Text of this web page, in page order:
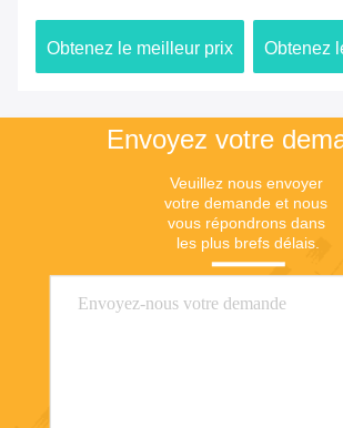
mur de Multiscene double
Obtenez le meilleur prix
laboratoire
Obtenez
Envoyez votre
Veuillez nous envoyer
votre demande et nous
vous répondrons dans
les plus brefs délais.